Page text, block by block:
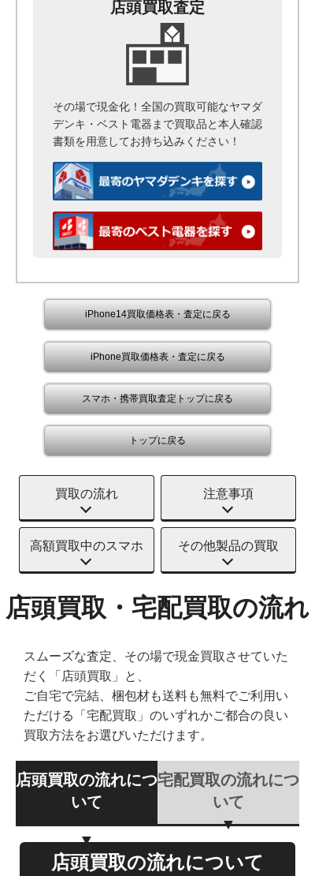
店頭買取査定
その場で現金化！全国の買取可能なヤマダ
デンキ・ベスト電器まで買取品と本人確認
書類を用意してお持ち込みください！
iPhone14買取価格表・査定に戻る
iPhone買取価格表・査定に戻る
スマホ・携帯買取査定トップに戻る
トップに戻る
買取の流れ 注意事項
高額買取中のスマホ その他製品の買取
店頭買取・宅配買取の流れ
スムーズな査定、その場で現金買取させていた
だく「店頭買取」と、
ご自宅で完結、梱包材も送料も無料でご利用い
ただける「宅配買取」のいずれかご都合の良い
買取方法をお選びいただけます。
店頭買取の流れにつ
いて
宅配買取の流れにつ
いて
店頭買取の流れについて